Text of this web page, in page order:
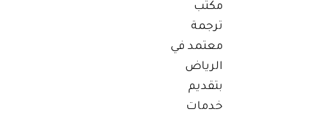
مكتب
ترجمة
معتمد في
الرياض
بتقديم
خدمات